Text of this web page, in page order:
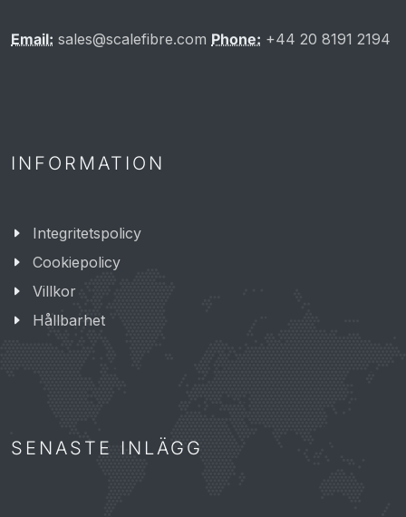
Email: sales@scalefibre.com Phone: +44 20 8191 2194
INFORMATION
Integritetspolicy
Cookiepolicy
Villkor
Hållbarhet
SENASTE INLÄGG